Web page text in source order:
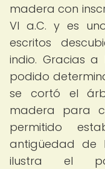
madera con
VI a.C. y es
escritos
indio. Gracias
podido
se cortó el
madera para
permitido
antigüedad de
ilustra el